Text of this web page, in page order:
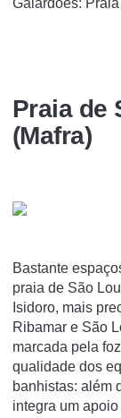
Praia de
(Mafra)
Bastante
praia de São
Isidoro, mais
Ribamar e São
marcada pela
qualidade dos
banhistas: além
integra um